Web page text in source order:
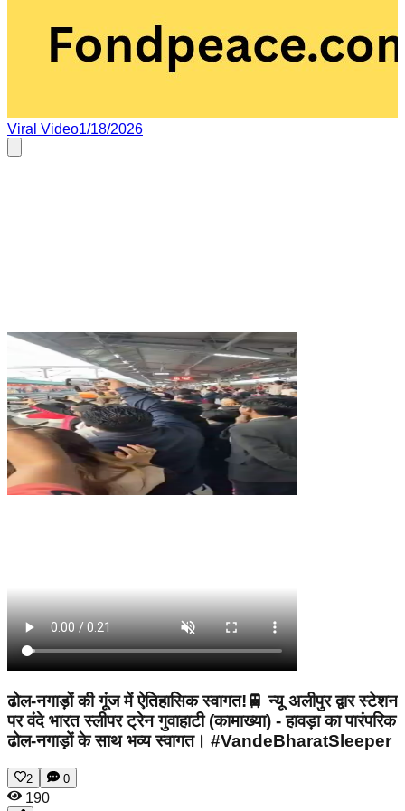
Viral Video1/18/2026
ढोल-नगाड़ों की गूंज में ऐतिहासिक स्वागत!🚆 न्यू अलीपुर द्वार स्टेशन
पर वंदे भारत स्लीपर ट्रेन गुवाहाटी (कामाख्या) - हावड़ा का पारंपरिक
ढोल-नगाड़ों के साथ भव्य स्वागत। #VandeBharatSleeper
2 0
190